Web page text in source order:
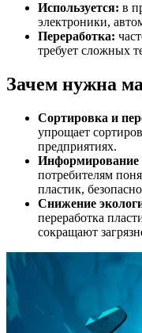
Используется: в
электроники,
Переработка:
требует сложных
Зачем нужна
Сортировка и
упрощает
предприятиях.
Информирование
потребителям
пластик,
Снижение
переработка
сокращают